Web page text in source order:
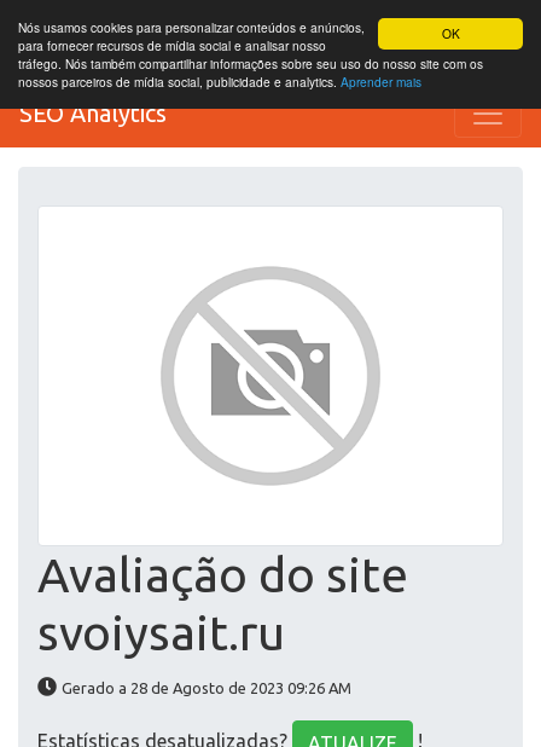
OK
Nós usamos cookies para personalizar conteúdos e anúncios,
para fornecer recursos de mídia social e analisar nosso
tráfego. Nós também compartilhar informações sobre seu uso do nosso site com os
nossos parceiros de mídia social, publicidade e analytics. Aprender mais
SEO Analytics
Avaliação do site
svoiysait.ru
Gerado a 28 de Agosto de 2023 09:26 AM
Estatísticas desatualizadas? !